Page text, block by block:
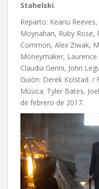
Stahelski.
Reparto: Keanu
Moynahan, Ruby Rose,
Common, Alex Ziwak,
Moneymaker, Laurence
Claudia Gerini, John
Guión: Derek Kolstad. /
Música: Tyler Bates,
de febrero de 2017.